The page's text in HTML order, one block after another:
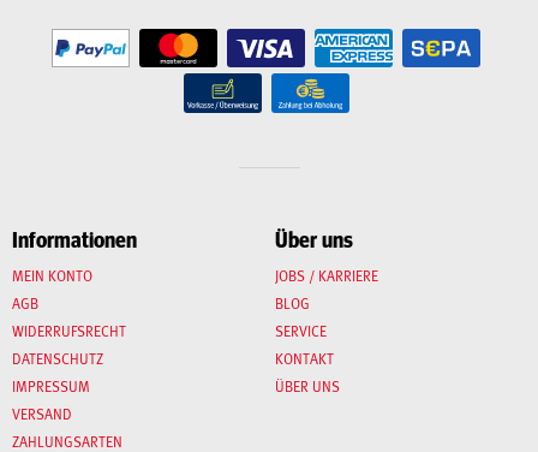
Informationen
MEIN KONTO
AGB
WIDERRUFSRECHT
DATENSCHUTZ
IMPRESSUM
VERSAND
ZAHLUNGSARTEN
Über uns
JOBS / KARRIERE
BLOG
SERVICE
KONTAKT
ÜBER UNS